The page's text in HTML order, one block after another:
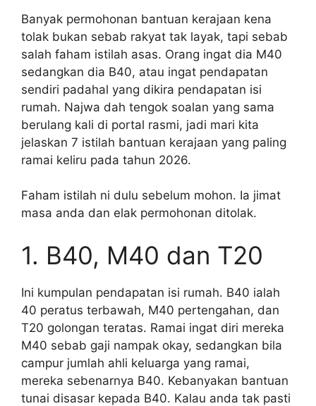
Banyak permohonan bantuan kerajaan kena
tolak bukan sebab rakyat tak layak, tapi sebab
salah faham istilah asas. Orang ingat dia M40
sedangkan dia B40, atau ingat pendapatan
sendiri padahal yang dikira pendapatan isi
rumah. Najwa dah tengok soalan yang sama
berulang kali di portal rasmi, jadi mari kita
jelaskan 7 istilah bantuan kerajaan yang paling
ramai keliru pada tahun 2026.
Faham istilah ni dulu sebelum mohon. Ia jimat
masa anda dan elak permohonan ditolak.
1. B40, M40 dan T20
Ini kumpulan pendapatan isi rumah. B40 ialah
40 peratus terbawah, M40 pertengahan, dan
T20 golongan teratas. Ramai ingat diri mereka
M40 sebab gaji nampak okay, sedangkan bila
campur jumlah ahli keluarga yang ramai,
mereka sebenarnya B40. Kebanyakan bantuan
tunai disasar kepada B40. Kalau anda tak pasti